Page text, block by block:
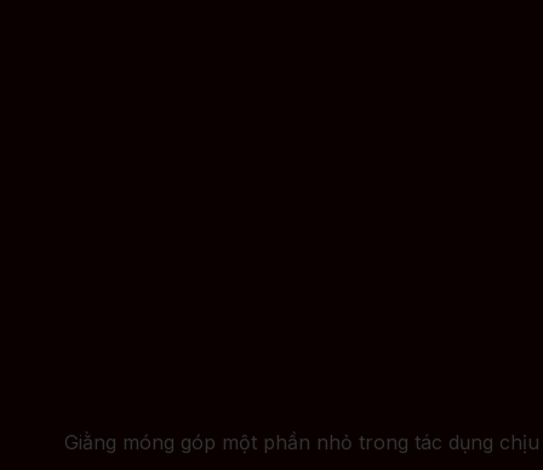
Giằng móng góp một phần nhỏ trong tác dụng